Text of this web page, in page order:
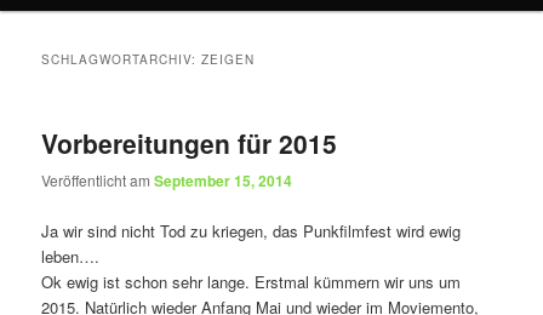
SCHLAGWORTARCHIV:ZEIGEN
Vorbereitungen für 2015
Veröffentlicht amSeptember 15, 2014
Ja wir sind nicht Tod zu kriegen, das Punkfilmfest wird ewig
leben….
Ok ewig ist schon sehr lange. Erstmal kümmern wir uns um
2015. Natürlich wieder Anfang Mai und wieder im Moviemento,